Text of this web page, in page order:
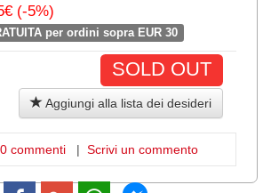
(-5%)
per ordini sopra EUR 30
SOLD OUT
Aggiungi alla lista dei desideri
0 commenti | Scrivi un commento